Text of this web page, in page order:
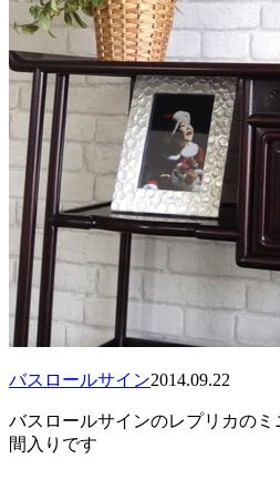
バスロールサイン2014.09.22
バスロールサインのレプリカの
間入りです